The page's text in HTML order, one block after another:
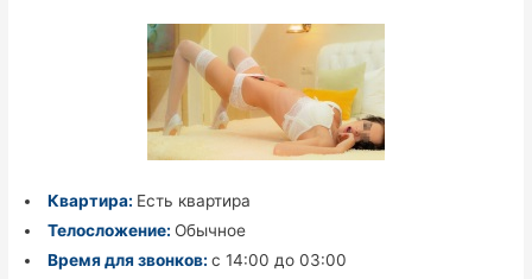
Квартира: Есть квартира
Телосложение: Обычное
Время для звонков: с 14:00 до 03:00